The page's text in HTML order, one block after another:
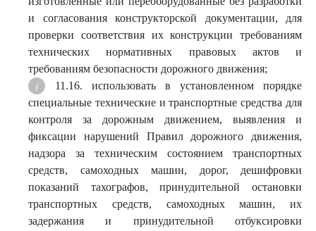
и согласования конструкторской документации, для
проверки соответствия их конструкции требованиям
технических нормативных правовых актов и
требованиям безопасности дорожного движения;
11.16. использовать в установленном порядке
специальные технические и транспортные средства для
контроля за дорожным движением, выявления и
фиксации нарушений Правил дорожного движения,
надзора за техническим состоянием транспортных
средств, самоходных машин, дорог, дешифровки
показаний тахографов, принудительной остановки
транспортных средств, самоходных машин, их
задержания и принудительной отбуксировки